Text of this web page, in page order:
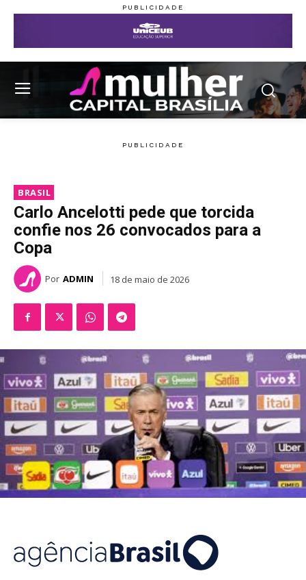
BRASIL
Carlo Ancelotti pede que torcida
confie nos 26 convocados para a
Copa
Por ADMIN 18 de maio de 2026